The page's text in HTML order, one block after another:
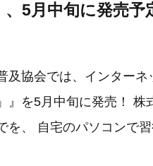
5月中旬に発売予
及協会では、インター
』を5月中旬に発売！ 株
を、 自宅のパソコンで習